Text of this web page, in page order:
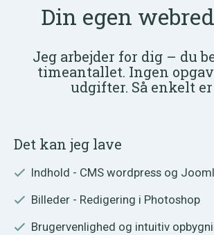
Din egen
Jeg arbejder for dig – du
timeantallet. Ingen
udgifter. Så enkelt er
Det kan jeg lave
Indhold - CMS wordpress og
Billeder - Redigering i Photoshop
Brugervenlighed og intuitiv